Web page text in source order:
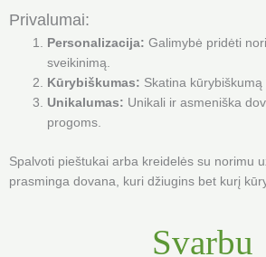
Privalumai:
Personalizacija: Galimybė pridėti
sveikinimą.
Kūrybiškumas: Skatina kūrybiškumą
Unikalumas: Unikali ir asmeniška
progoms.
Spalvoti pieštukai arba kreidelės su norimu
prasminga dovana, kuri džiugins bet kurį
Svarbu